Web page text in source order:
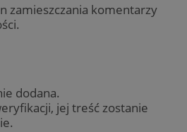
zamieszczania komentarzy
dodana.
jej treść zostanie